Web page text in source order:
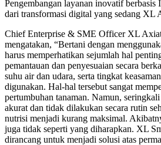
Pengembangan layanan inovatif berbasis
dari transformasi digital yang sedang XL
Chief Enterprise & SME Officer XL
mengatakan, “Bertani dengan
harus memperhatikan sejumlah hal
pemantauan dan penyesuaian secara
suhu air dan udara, serta tingkat
digunakan. Hal-hal tersebut sangat
pertumbuhan tanaman. Namun,
akurat dan tidak dilakukan secara rutin
nutrisi menjadi kurang maksimal.
juga tidak seperti yang diharapkan. XL
dirancang untuk menjadi solusi atas